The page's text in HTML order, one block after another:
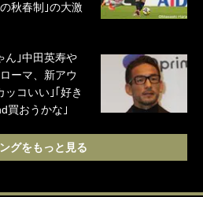
秋春制｣の大激
ん｣中田英寿や
ーマ、新アウ
ッコいい｣｢好き
買おうかな｣
グをもっと見る